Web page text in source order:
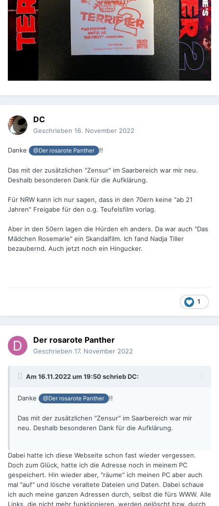
DC
Geschrieben 16. November 2022
Danke @Der rosarote Panther !!
Das mit der zusätzlichen "Zensur" im Saarbereich war mir neu.
Deshalb besonderen Dank für die Aufklärung.
Für NRW kann ich nur sagen, dass in den 70ern keine "ab 21
Jahren" Freigabe für den o.g. Teufelsfilm vorlag.
Aber in den 50ern lagen die Hürden eh anders. Da war auch "Das
Mädchen Rosemarie" ein Skandalfilm. Ich fand Nadja Tiller
bezaubernd. Auch jetzt noch ein Hingucker.
1
Der rosarote Panther
Geschrieben 17. November 2022
Am 16.11.2022 um 19:50 schriebDC:
Danke @Der rosarote Panther !!
Das mit der zusätzlichen "Zensur" im Saarbereich war mir
neu. Deshalb besonderen Dank für die Aufklärung.
Dabei hatte ich diese Webseite schon fast wieder vergessen.
Doch zum Glück, hatte ich die Adresse noch in meinem PC
gespeichert. Hin wieder aber, "räume" ich meinen PC aber auch
mal "auf" und lösche veraltete Dateien und Daten. Dabei schaue
ich auch meine ganzen Adressen durch, selbst die fürs WWW. Alle
Links, die nicht mehr funktionieren, werden gelöscht bzw. durch